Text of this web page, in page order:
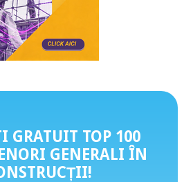
GRATUIT TOP 100
GENERALI ÎN
!